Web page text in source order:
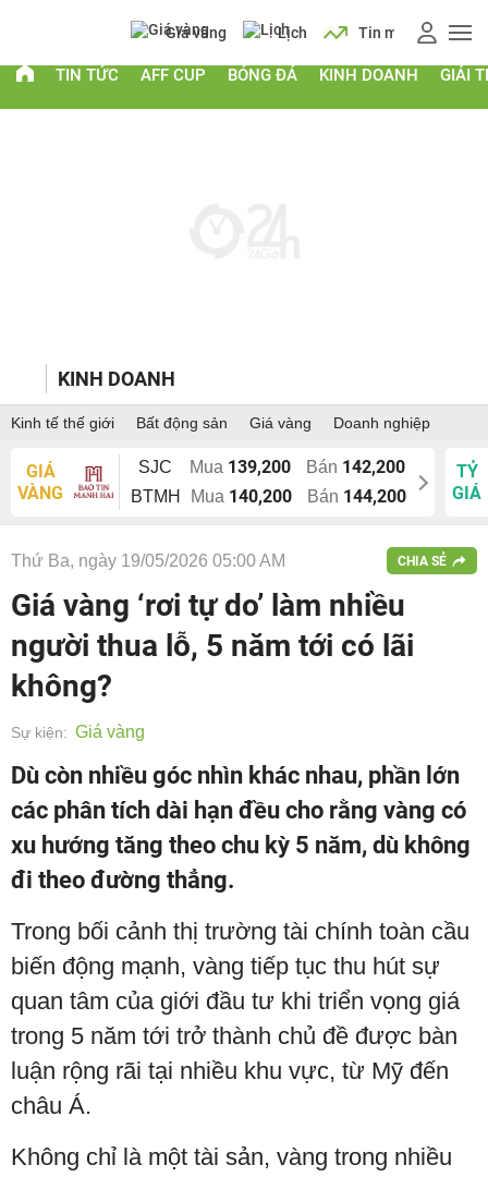
Giá vàng Lịch Tin mới
TIN TỨC AFF CUP BÓNG ĐÁ KINH DOANH GIẢI
KINH DOANH
Kinh tế thế giới Bất động sản Giá vàng Doanh nghiệp
GIÁ
VÀNG
SJC Mua 139,200 Bán 142,200
BTMH Mua 140,200 Bán 144,200
TỶ
GIÁ
Thứ Ba, ngày 19/05/2026 05:00 AM CHIA SẺ
Giá vàng ‘rơi tự do’ làm nhiều
người thua lỗ, 5 năm tới có lãi
không?
Sự kiện: Giá vàng
Dù còn nhiều góc nhìn khác nhau, phần lớn
các phân tích dài hạn đều cho rằng vàng có
xu hướng tăng theo chu kỳ 5 năm, dù không
đi theo đường thẳng.
Trong bối cảnh thị trường tài chính toàn cầu
biến động mạnh, vàng tiếp tục thu hút sự
quan tâm của giới đầu tư khi triển vọng giá
trong 5 năm tới trở thành chủ đề được bàn
luận rộng rãi tại nhiều khu vực, từ Mỹ đến
châu Á.
Không chỉ là một tài sản, vàng trong nhiều